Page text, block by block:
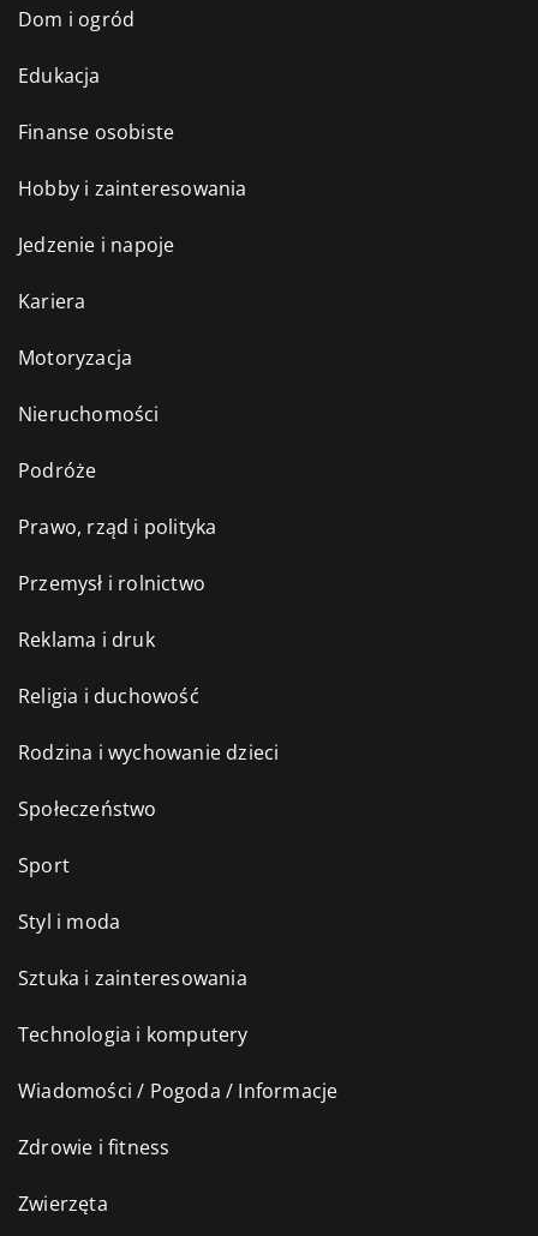
Dom i ogród
Edukacja
Finanse osobiste
Hobby i zainteresowania
Jedzenie i napoje
Kariera
Motoryzacja
Nieruchomości
Podróże
Prawo, rząd i polityka
Przemysł i rolnictwo
Reklama i druk
Religia i duchowość
Rodzina i wychowanie dzieci
Społeczeństwo
Sport
Styl i moda
Sztuka i zainteresowania
Technologia i komputery
Wiadomości / Pogoda / Informacje
Zdrowie i fitness
Zwierzęta